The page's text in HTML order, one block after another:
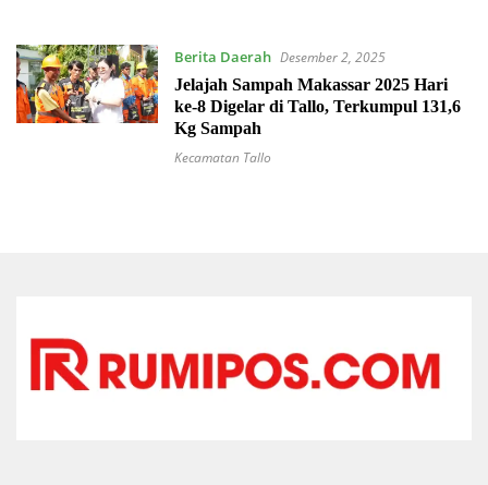
Berita Daerah Desember 2, 2025
Jelajah Sampah Makassar 2025 Hari
ke-8 Digelar di Tallo, Terkumpul 131,6
Kg Sampah
Kecamatan Tallo